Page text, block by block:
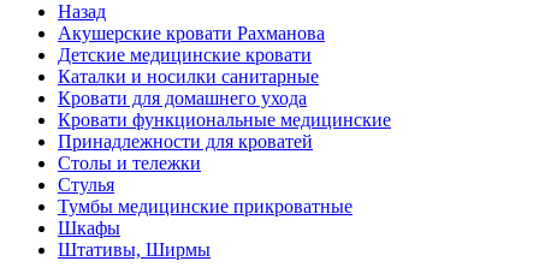
Назад
Акушерские кровати Рахманова
Детские медицинские кровати
Каталки и носилки санитарные
Кровати для домашнего ухода
Кровати функциональные медицинские
Принадлежности для кроватей
Столы и тележки
Стулья
Тумбы медицинские прикроватные
Шкафы
Штативы, Ширмы